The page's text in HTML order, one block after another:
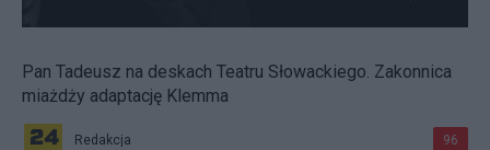
Pan Tadeusz na deskach Teatru Słowackiego. Zakonnica
miażdży adaptację Klemma
Redakcja 96